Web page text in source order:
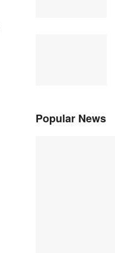
Popular News